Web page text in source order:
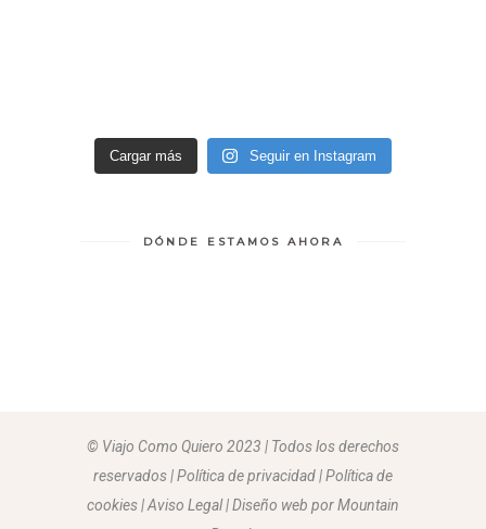
Cargar más Seguir en Instagram
DÓNDE ESTAMOS AHORA
© Viajo Como Quiero 2023 | Todos los derechos
reservados | Política de privacidad | Política de
cookies | Aviso Legal |Diseño web por Mountain